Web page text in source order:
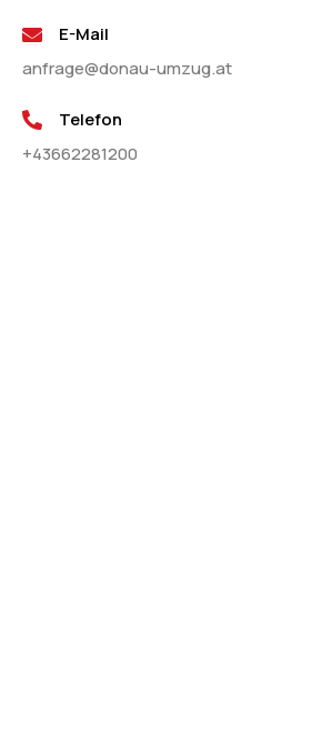
E-Mail
anfrage@donau-umzug.at
Telefon
+43662281200